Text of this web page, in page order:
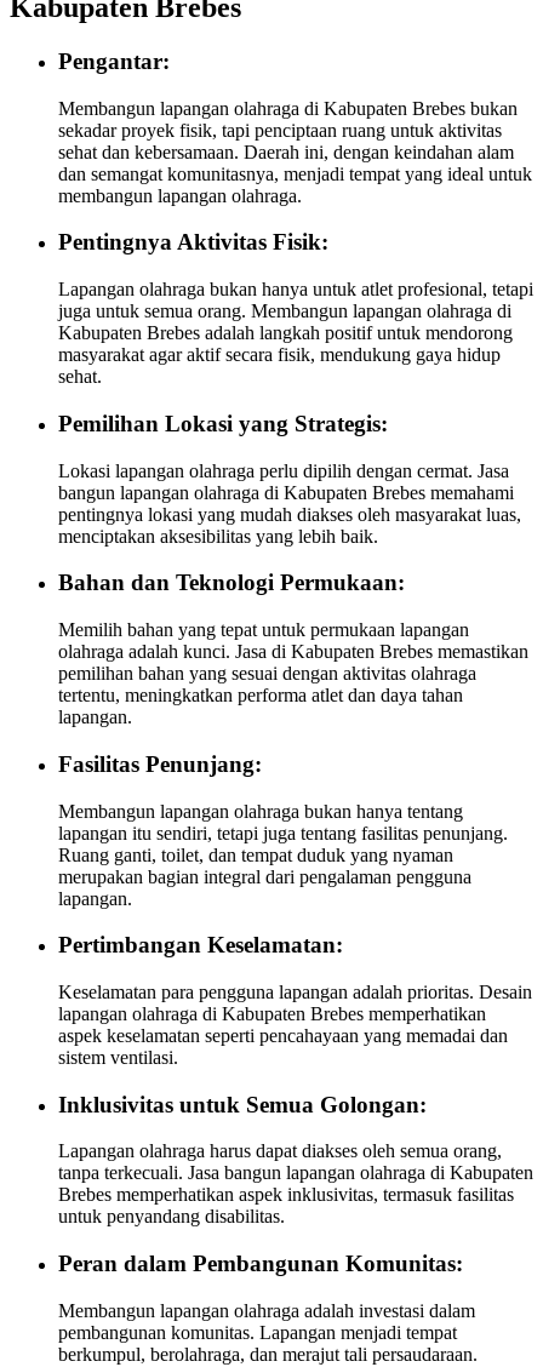
Kabupaten Brebes
Pengantar:
Membangun lapangan olahraga di Kabupaten Brebes bukan
sekadar proyek fisik, tapi penciptaan ruang untuk aktivitas
sehat dan kebersamaan. Daerah ini, dengan keindahan alam
dan semangat komunitasnya, menjadi tempat yang ideal untuk
membangun lapangan olahraga.
Pentingnya Aktivitas Fisik:
Lapangan olahraga bukan hanya untuk atlet profesional, tetapi
juga untuk semua orang. Membangun lapangan olahraga di
Kabupaten Brebes adalah langkah positif untuk mendorong
masyarakat agar aktif secara fisik, mendukung gaya hidup
sehat.
Pemilihan Lokasi yang Strategis:
Lokasi lapangan olahraga perlu dipilih dengan cermat. Jasa
bangun lapangan olahraga di Kabupaten Brebes memahami
pentingnya lokasi yang mudah diakses oleh masyarakat luas,
menciptakan aksesibilitas yang lebih baik.
Bahan dan Teknologi Permukaan:
Memilih bahan yang tepat untuk permukaan lapangan
olahraga adalah kunci. Jasa di Kabupaten Brebes memastikan
pemilihan bahan yang sesuai dengan aktivitas olahraga
tertentu, meningkatkan performa atlet dan daya tahan
lapangan.
Fasilitas Penunjang:
Membangun lapangan olahraga bukan hanya tentang
lapangan itu sendiri, tetapi juga tentang fasilitas penunjang.
Ruang ganti, toilet, dan tempat duduk yang nyaman
merupakan bagian integral dari pengalaman pengguna
lapangan.
Pertimbangan Keselamatan:
Keselamatan para pengguna lapangan adalah prioritas. Desain
lapangan olahraga di Kabupaten Brebes memperhatikan
aspek keselamatan seperti pencahayaan yang memadai dan
sistem ventilasi.
Inklusivitas untuk Semua Golongan:
Lapangan olahraga harus dapat diakses oleh semua orang,
tanpa terkecuali. Jasa bangun lapangan olahraga di Kabupaten
Brebes memperhatikan aspek inklusivitas, termasuk fasilitas
untuk penyandang disabilitas.
Peran dalam Pembangunan Komunitas:
Membangun lapangan olahraga adalah investasi dalam
pembangunan komunitas. Lapangan menjadi tempat
berkumpul, berolahraga, dan merajut tali persaudaraan.